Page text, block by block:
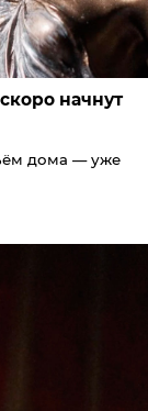
начнут
дома — уже